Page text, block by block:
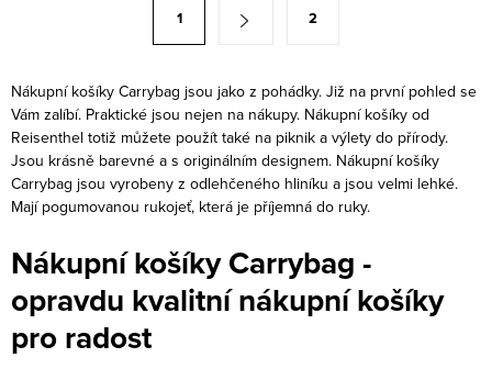
c
í
p
r
v
y
v
ý
p
á
n
k
o
v
n
í
1 2
Nákupní košíky Carrybag jsou jako z pohádky. Již na první pohled se
Vám zalíbí. Praktické jsou nejen na nákupy. Nákupní košíky od
Reisenthel totiž můžete použít také na piknik a výlety do přírody.
Jsou krásně barevné a s originálním designem. Nákupní košíky
Carrybag jsou vyrobeny z odlehčeného hliníku a jsou velmi lehké.
Mají pogumovanou rukojeť, která je příjemná do ruky.
Nákupní košíky Carrybag -
opravdu kvalitní nákupní košíky
pro radost